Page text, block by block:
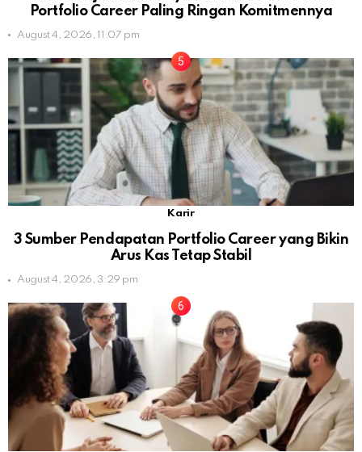
Portfolio Career Paling Ringan Komitmennya
August 4, 2026, 11:07 pm
Karir
3 Sumber Pendapatan Portfolio Career yang Bikin
Arus Kas Tetap Stabil
August 4, 2026, 3:29 pm